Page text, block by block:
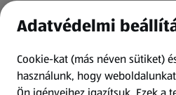
Információk
Kérdőív
Adatvédelmi
Cookie-kat (más néven sütiket)
használunk, hogy